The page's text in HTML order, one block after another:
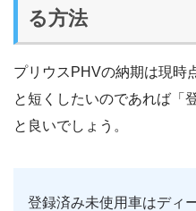
る方法
プリウスPHVの納期は現時
と短くしたいのであれば「
と良いでしょう。
登録済み未使用車はディ